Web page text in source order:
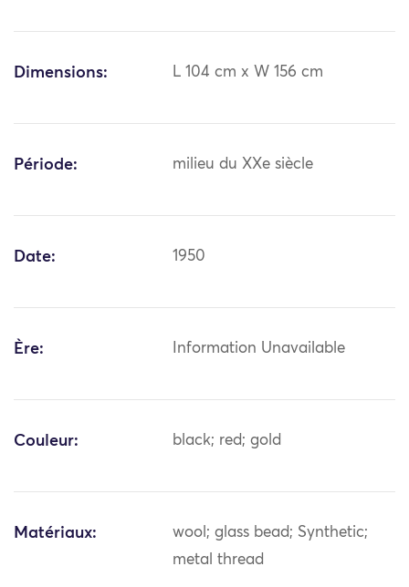
Dimensions: L 104 cm x W 156 cm
Période: milieu du XXe siècle
Date: 1950
Ère: Information Unavailable
Couleur: black; red; gold
Matériaux:
wool; glass bead; Synthetic;
metal thread